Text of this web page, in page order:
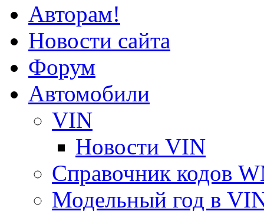
Авторам!
Новости сайта
Форум
Автомобили
VIN
Новости VIN
Справочник кодов
Модельный год в